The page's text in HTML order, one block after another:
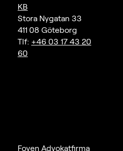
KB
Stora Nygatan 33
411 08 Göteborg
Tlf: +46 03 17 43 20
60
Foyen Advokatfirma